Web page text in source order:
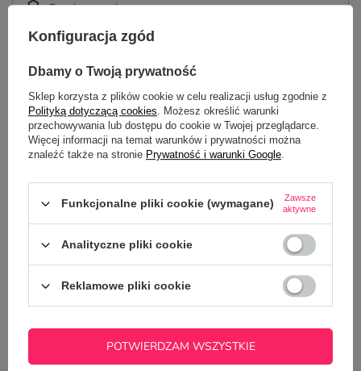
Bezpieczne zakupy
SZCZEGÓŁOWE DANE
OPINIE (0)
Potrzebujesz pomocy? Masz pytania?
Zadaj pytanie a my odpowiemy
ZADAJ PYTANIE
NAJCZĘŚCIEJ KUPOWANE Z
TYM TOWAREM
Konfiguracja zgód
Dbamy o Twoją prywatność
Sklep korzysta z plików cookie w celu realizacji usług zgodnie z
Polityką dotyczącą cookies. Możesz określić warunki
przechowywania lub dostępu do cookie w Twojej przeglądarce.
Więcej informacji na temat warunków i prywatności można
znaleźć także na stronie Prywatność i warunki Google.
Funkcjonalne pliki cookie (wymagane)
Zawsze
aktywne
Analityczne pliki cookie
Reklamowe pliki cookie
POTWIERDZAM WSZYSTKIE